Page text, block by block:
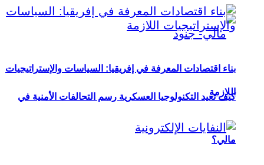
كيف تعيد التكنولوجيا العسكرية رسم التحالفات الأمنية في
مالي؟
بناء اقتصادات المعرفة في إفريقيا: السياسات والإستراتيجيات
اللازمة